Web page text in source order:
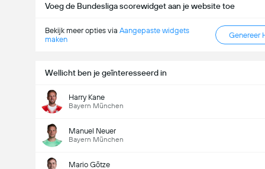
Voeg de Bundesliga scorewidget aan je website toe
Bekijk meer opties via Aangepaste widgets
maken
Genereer
Wellicht ben je geïnteresseerd in
Harry Kane
Bayern München
Manuel Neuer
Bayern München
Mario Götze